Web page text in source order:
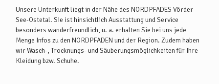
Unsere Unterkunft liegt in der Nähe des NORDPFADES Vörder
See-Ostetal. Sie ist hinsichtlich Ausstattung und Service
besonders wanderfreundlich, u. a. erhalten Sie bei uns jede
Menge Infos zu den NORDPFADEN und der Region. Zudem haben
wir Wasch-, Trocknungs- und Säuberungsmöglichkeiten für Ihre
Kleidung bzw. Schuhe.